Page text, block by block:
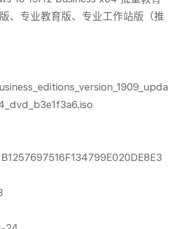
、专业教育版、专业工作站版（推